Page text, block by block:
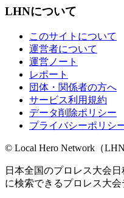
LHNについて
このサイトについて
運営者について
運営ノート
レポート
団体・関係者の方へ
サービス利用規約
データ削除ポリシー
プライバシーポリシ
© Local Hero Network（LHN
日本全国のプロレス大会
に検索できるプロレス大会